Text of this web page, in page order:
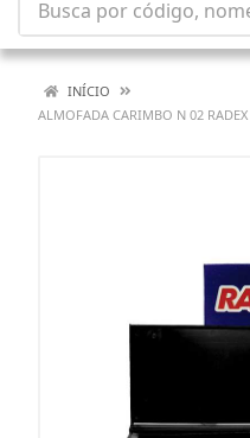
INÍCIO
ALMOFADA CARIMBO N 02